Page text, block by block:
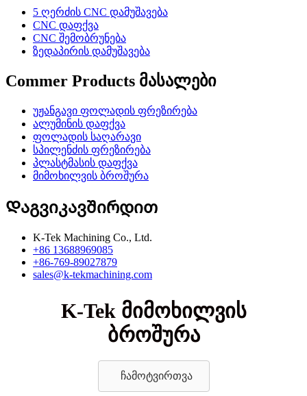
5 ღერძის CNC დამუშავება
CNC დაფქვა
CNC შემობრუნება
ზედაპირის დამუშავება
Commer Products მასალები
უჟანგავი ფოლადის ფრეზირება
ალუმინის დაფქვა
ფოლადის საღარავი
სპილენძის ფრეზირება
პლასტმასის დაფქვა
მიმოხილვის ბროშურა
Დაგვიკავშირდით
K-Tek Machining Co., Ltd.
+86 13688969085
+86-769-89027879
sales@k-tekmachining.com
K-Tek მიმოხილვის
ბროშურა
ჩამოტვირთვა